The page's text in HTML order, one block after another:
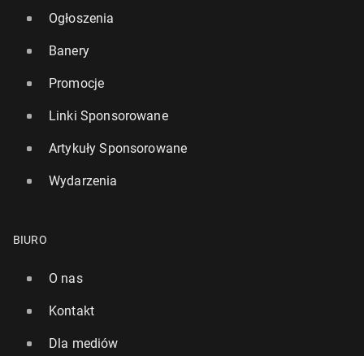
Ogłoszenia
Banery
Promocje
Linki Sponsorowane
Artykuły Sponsorowane
Wydarzenia
BIURO
O nas
Kontakt
Dla mediów